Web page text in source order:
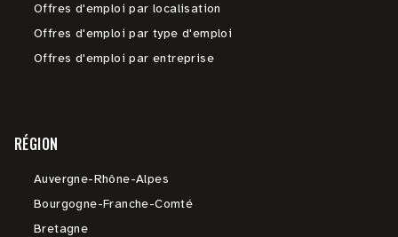
Offres d'emploi par localisation
Offres d'emploi par type d'emploi
Offres d'emploi par entreprise
RÉGION
Auvergne-Rhône-Alpes
Bourgogne-Franche-Comté
Bretagne